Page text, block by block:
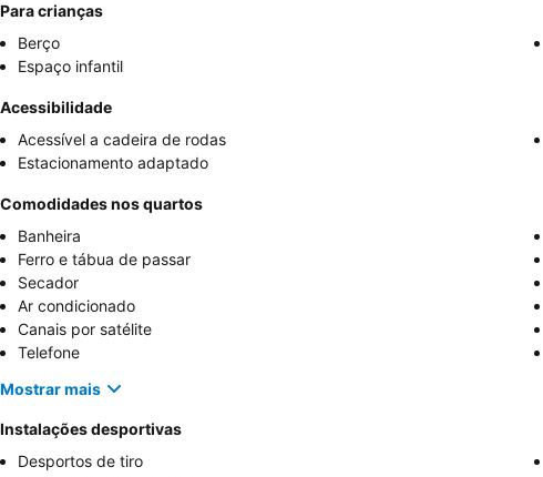
Para crianças
Berço
Espaço infantil
Acessibilidade
Acessível a cadeira de rodas
Estacionamento adaptado
Comodidades nos quartos
Banheira
Ferro e tábua de passar
Secador
Ar condicionado
Canais por satélite
Telefone
Mostrar mais
Instalações desportivas
Desportos de tiro